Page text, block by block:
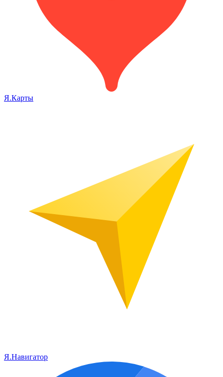
Я.Карты
Я.Навигатор